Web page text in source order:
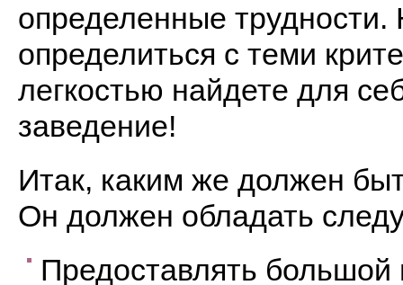
определенные
определиться с теми
легкостью найдете для
заведение!
Итак, каким же должен
Он должен обладать
Предоставлять большой